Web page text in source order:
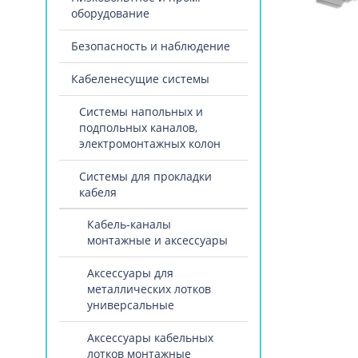
оборудование
Безопасность и наблюдение
Кабеленесущие системы
Системы напольных и
подпольных каналов,
электромонтажных колон
Системы для прокладки
кабеля
Кабель-каналы
монтажные и аксессуары
Аксессуары для
металлических лотков
универсальные
Аксессуары кабельных
лотков монтажные